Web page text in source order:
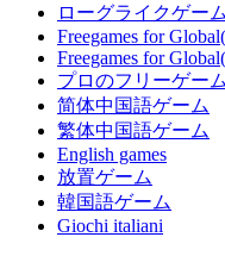
ローグライクゲーム
Freegames for
Freegames for
プロのフリーゲーム
简体中国語ゲーム
繁体中国語ゲーム
English games
放置ゲーム
韓国語ゲーム
Giochi italiani